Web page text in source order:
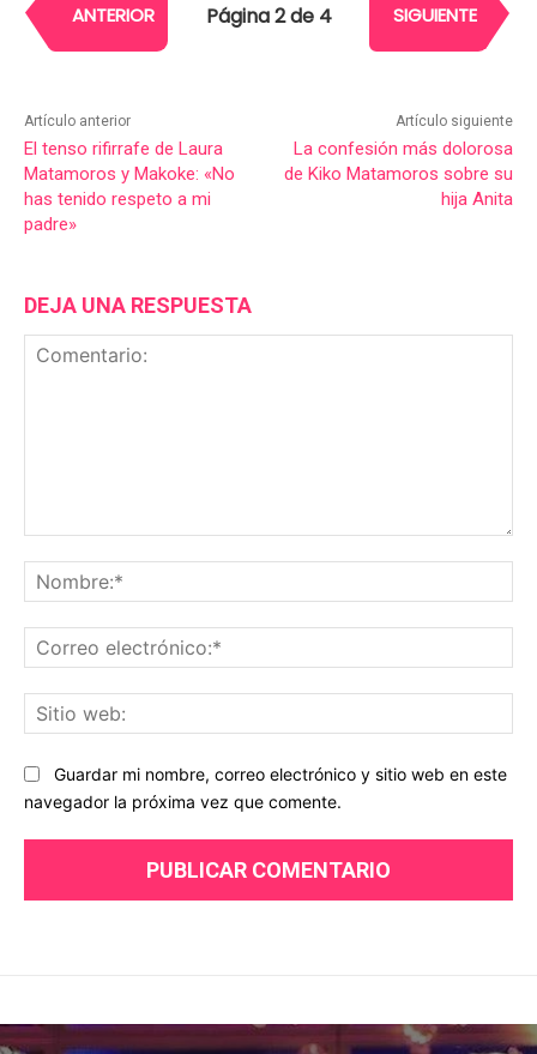
ANTERIOR Página 2 de 4 SIGUIENTE
Artículo anterior
El tenso rifirrafe de Laura
Matamoros y Makoke: «No
has tenido respeto a mi
padre»
Artículo siguiente
La confesión más dolorosa
de Kiko Matamoros sobre su
hija Anita
DEJA UNA RESPUESTA
Guardar mi nombre, correo electrónico y sitio web en este
navegador la próxima vez que comente.